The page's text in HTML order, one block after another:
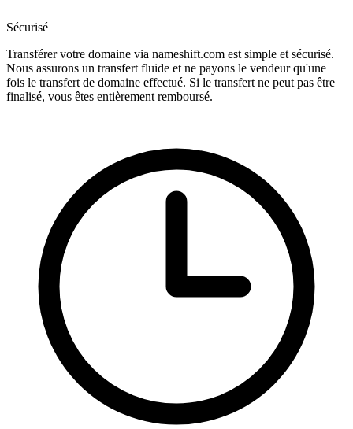
Sécurisé
Transférer votre domaine via nameshift.com est simple et sécurisé.
Nous assurons un transfert fluide et ne payons le vendeur qu'une
fois le transfert de domaine effectué. Si le transfert ne peut pas être
finalisé, vous êtes entièrement remboursé.